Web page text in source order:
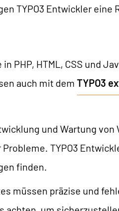
TYPO3 Entwickler eine
PHP, HTML, CSS und
auch mit dem TYPO3
und Wartung von
TYPO3
finden.
müssen präzise und